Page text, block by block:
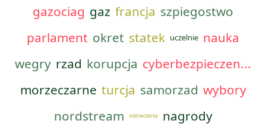
gazociag gaz francja szpiegostwo
parlament okret statek uczelnie nauka
wegry rzad korupcja cyberbezpieczen...
morzeczarne turcja samorzad wybory
nordstream
odznaczenia
nagrody